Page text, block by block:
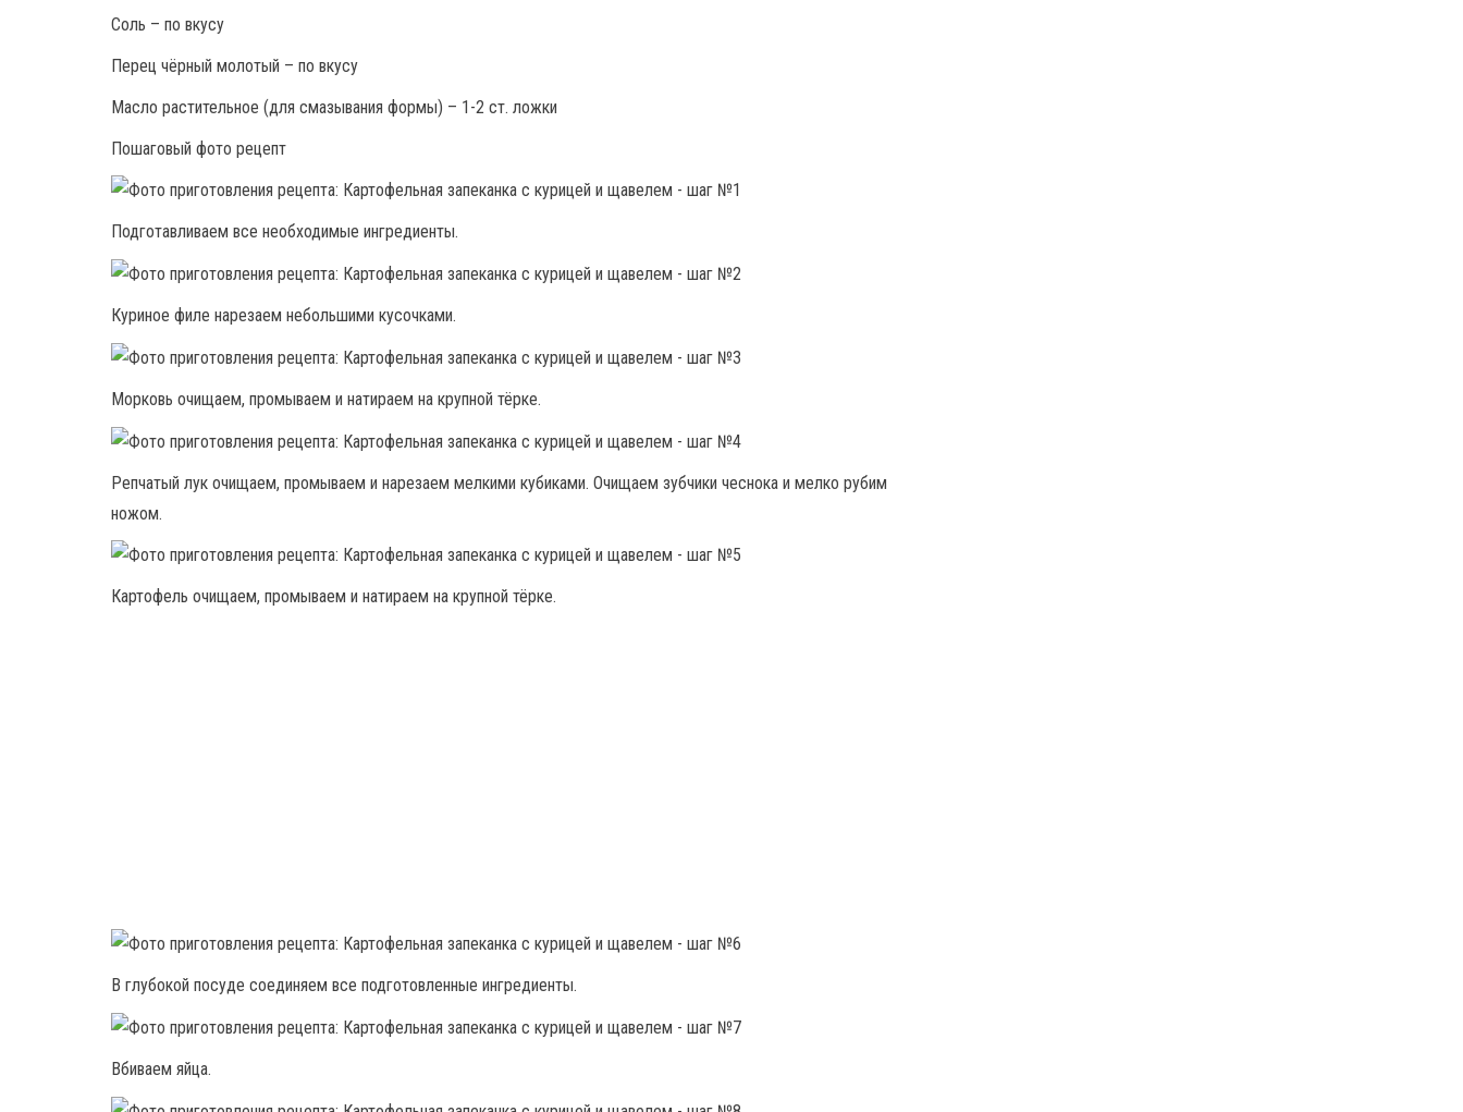
Соль – по вкусу
Перец чёрный молотый – по вкусу
Масло растительное (для смазывания формы) – 1-2 ст. ложки
Пошаговый фото рецепт
Подготавливаем все необходимые ингредиенты.
Куриное филе нарезаем небольшими кусочками.
Морковь очищаем, промываем и натираем на крупной тёрке.
Репчатый лук очищаем, промываем и нарезаем мелкими кубиками. Очищаем зубчики чеснока и мелко рубим
ножом.
Картофель очищаем, промываем и натираем на крупной тёрке.
В глубокой посуде соединяем все подготовленные ингредиенты.
Вбиваем яйца.